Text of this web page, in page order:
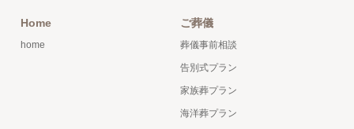
Home
home
ご葬儀
葬儀事前相談
告別式プラン
家族葬プラン
海洋葬プラン